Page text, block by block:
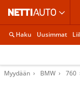
Haku Uusimmat
Myydään BMW 760